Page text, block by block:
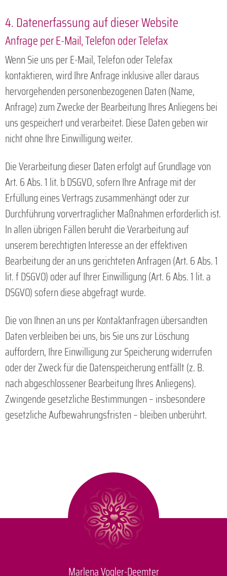
4. Datenerfassung auf dieser Website
Anfrage per E-Mail, Telefon oder Telefax
Wenn Sie uns per E-Mail, Telefon oder Telefax
kontaktieren, wird Ihre Anfrage inklusive aller daraus
hervorgehenden personenbezogenen Daten (Name,
Anfrage) zum Zwecke der Bearbeitung Ihres Anliegens bei
uns gespeichert und verarbeitet. Diese Daten geben wir
nicht ohne Ihre Einwilligung weiter.
Die Verarbeitung dieser Daten erfolgt auf Grundlage von
Art. 6 Abs. 1 lit. b DSGVO, sofern Ihre Anfrage mit der
Erfüllung eines Vertrags zusammenhängt oder zur
Durchführung vorvertraglicher Maßnahmen erforderlich ist.
In allen übrigen Fällen beruht die Verarbeitung auf
unserem berechtigten Interesse an der effektiven
Bearbeitung der an uns gerichteten Anfragen (Art. 6 Abs. 1
lit. f DSGVO) oder auf Ihrer Einwilligung (Art. 6 Abs. 1 lit. a
DSGVO) sofern diese abgefragt wurde.
Die von Ihnen an uns per Kontaktanfragen übersandten
Daten verbleiben bei uns, bis Sie uns zur Löschung
auffordern, Ihre Einwilligung zur Speicherung widerrufen
oder der Zweck für die Datenspeicherung entfällt (z. B.
nach abgeschlossener Bearbeitung Ihres Anliegens).
Zwingende gesetzliche Bestimmungen – insbesondere
gesetzliche Aufbewahrungsfristen – bleiben unberührt.
Marlena Vogler-Deemter